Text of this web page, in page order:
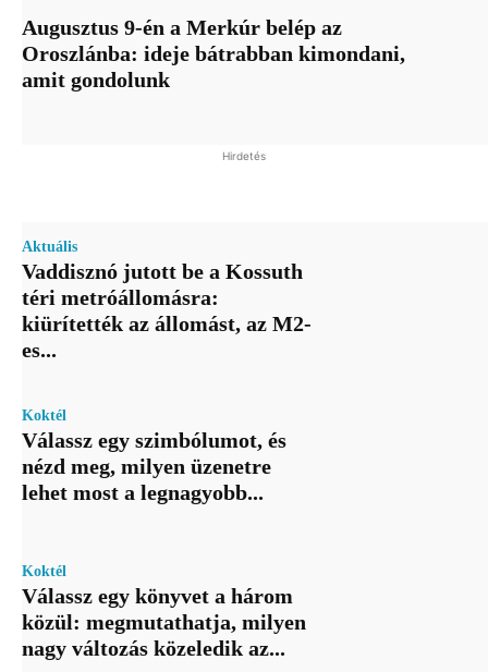
Augusztus 9-én a Merkúr belép az
Oroszlánba: ideje bátrabban kimondani,
amit gondolunk
Hirdetés
Aktuális
Vaddisznó jutott be a Kossuth
téri metróállomásra:
kiürítették az állomást, az M2-
es...
Koktél
Válassz egy szimbólumot, és
nézd meg, milyen üzenetre
lehet most a legnagyobb...
Koktél
Válassz egy könyvet a három
közül: megmutathatja, milyen
nagy változás közeledik az...